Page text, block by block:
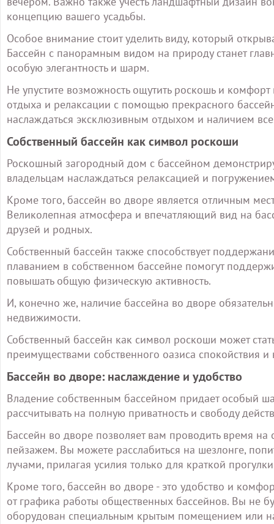
концепцию вашего усадьбы.
Особое внимание стоит уделить виду, который
Бассейн с панорамным видом на природу станет
особую элегантность и шарм.
Не упустите возможность ощутить роскошь и
отдыха и релаксации с помощью прекрасного
наслаждаться эксклюзивным отдыхом и наличием
Собственный бассейн как символ роскоши
Роскошный загородный дом с бассейном
владельцам наслаждаться релаксацией и
Кроме того, бассейн во дворе является отличным
Великолепная атмосфера и впечатляющий вид на
друзей и родных.
Собственный бассейн также способствует
плаванием в собственном бассейне помогут
повышать общую физическую активность.
И, конечно же, наличие бассейна во дворе
недвижимости.
Собственный бассейн как символ роскоши может
преимуществами собственного оазиса спокойствия
Бассейн во дворе: наслаждение и удобство
Владение собственным бассейном придает особый
рассчитывать на полную приватность и свободу
Бассейн во дворе позволяет вам проводить время
пейзажем. Вы можете расслабиться на шезлонге,
лучами, прилагая усилия только для краткой
Кроме того, бассейн во дворе - это удобство и
от графика работы общественных бассейнов. Вы не
оборудован специальным крытым помещением или